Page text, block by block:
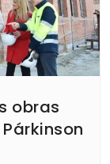
obras